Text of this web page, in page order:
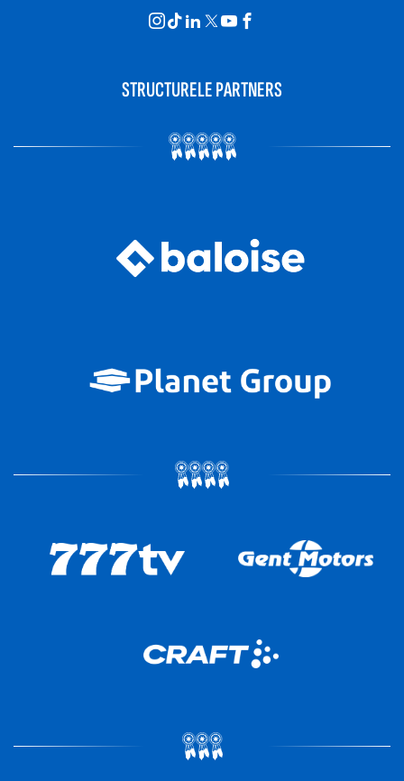
STRUCTURELE PARTNERS